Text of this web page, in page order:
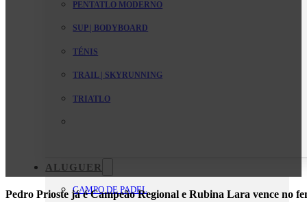
PENTATLO MODERNO
SUP | BODYBOARD
TÉNIS
TRAIL | SKYRUNNING
TRIATLO
ALUGUER
CAMPO DE PADEL
Pedro Prioste já é Campeão Regional e Rubina Lara vence no